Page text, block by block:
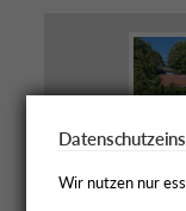
Wir nutzen nur